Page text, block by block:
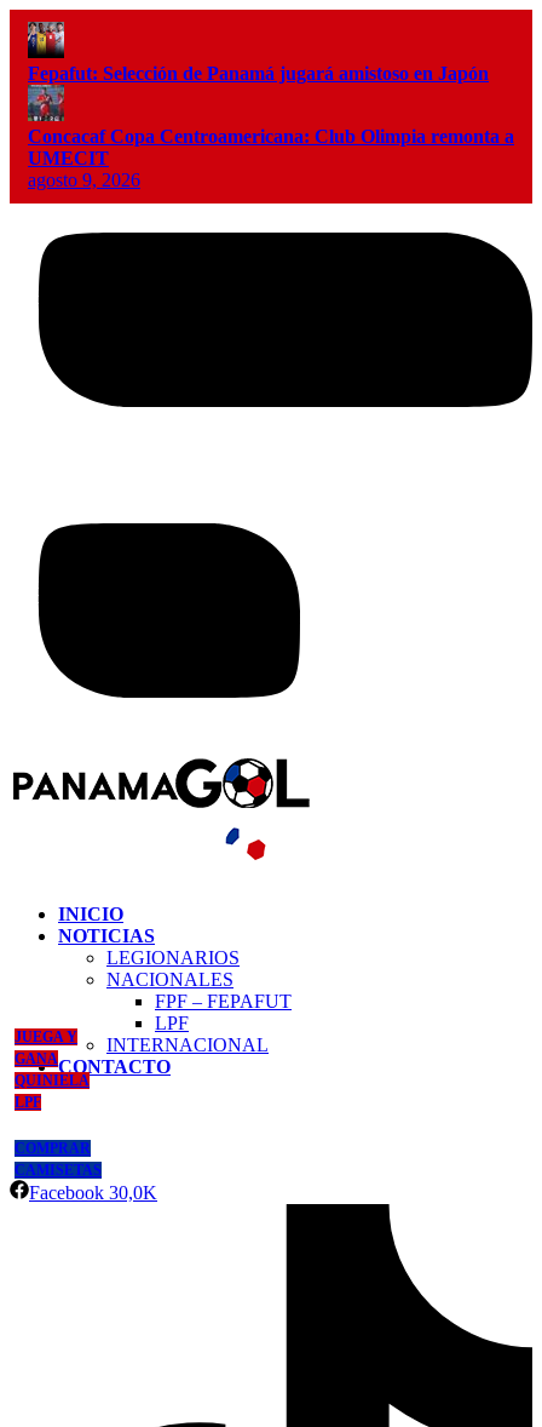
Fepafut: Selección de Panamá jugará amistoso en Japón
Concacaf Copa Centroamericana: Club Olimpia remonta a
UMECIT
agosto 9, 2026
INICIO
NOTICIAS
LEGIONARIOS
NACIONALES
FPF – FEPAFUT
LPF
INTERNACIONAL
CONTACTO
JUEGA Y
GANA
QUINIELA
LPF
COMPRAR
CAMISETAS
Facebook 30,0K